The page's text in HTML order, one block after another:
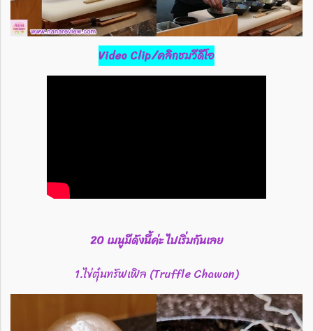
Video Clip/คลิกชมวีดีโอ
20 เมนูมีดังนี้ค่ะ ไปเริ่มกันเลย
1.ไข่ตุ๋นทรัฟเฟิล (Truffle Chawan)